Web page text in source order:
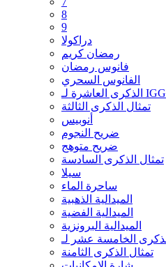
8
9
دراكولا
رمضان كريم
فانوس رمضان
الفانوس السحري
الذكرى العاشرة لـ IGG
تمثال الذكرى الثالثة
أنوبيس
ضريح النجوم
ضريح متوهج
تمثال الذكرى السادسة
سيلا
ساحرة الماء
الميدالية الذهبية
الميدالية الفضية
الميدالية البرونزية
تمثال الذكرى الثامنة